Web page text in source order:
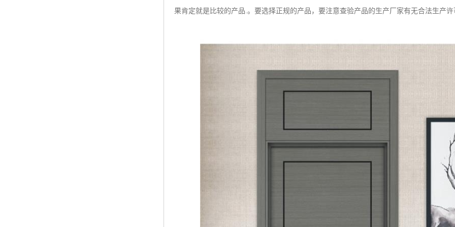
果肯定就是比较的产品.。要选择正规的产品，要注意查验产品的生产厂家有无合法生产